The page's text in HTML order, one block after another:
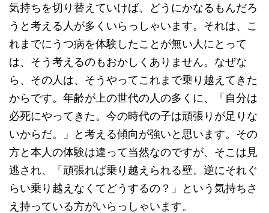
気持ちを切り替えていけば、どうにかなるもんだろ
うと考える人が多くいらっしゃいます。それは、こ
れまでにうつ病を体験したことが無い人にとって
は、そう考えるのもおかしくありません。なぜな
ら、その人は、そうやってこれまで乗り越えてきた
からです。年齢が上の世代の人の多くに、「自分は
必死にやってきた。今の時代の子は頑張りが足りな
いからだ。」と考える傾向が強いと思います。その
方と本人の体験は違って当然なのですが、そこは見
逃され、「頑張れば乗り越えられる壁。逆にそれぐ
らい乗り越えなくてどうするの？」という気持ちさ
え持っている方がいらっしゃいます。